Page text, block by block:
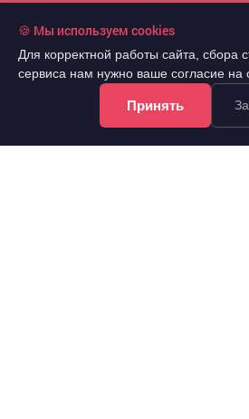
🍪 Мы используем cookies
Для корректной работы сайта, сбора
сервиса нам нужно ваше согласие на
Принять